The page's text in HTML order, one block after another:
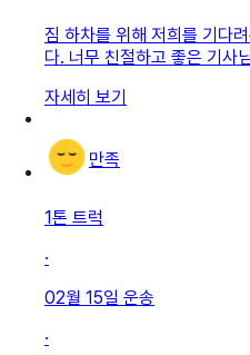
짐 하차를 위해 저희를 기다
다. 너무 친절하고 좋은 기사
자세히 보기
만족
1톤 트럭
·
02월 15일 운송
·